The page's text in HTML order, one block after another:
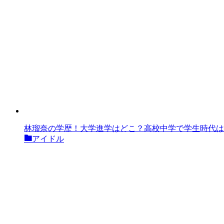
林瑠奈の学歴！大学進学はどこ？高校中学で学生時代
アイドル